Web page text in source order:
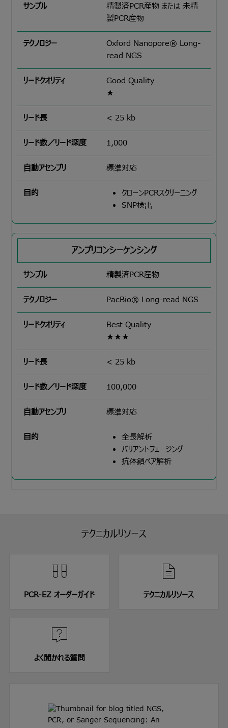
精製済PCR産物 または 未精
製PCR産物
Oxford Nanopore® Long-
read NGS
Good Quality
★
< 25 kb
1,000
標準対応
クローンPCRスクリーニング
SNP検出
アンプリコンシーケンシング
精製済PCR産物
PacBio® Long-read NGS
Best Quality
★★★
< 25 kb
100,000
標準対応
全長解析
バリアントフェージング
抗体鎖ペア解析
テクニカルリソース
PCR-EZ オーダーガイド テクニカルリソース
よく聞かれる質問